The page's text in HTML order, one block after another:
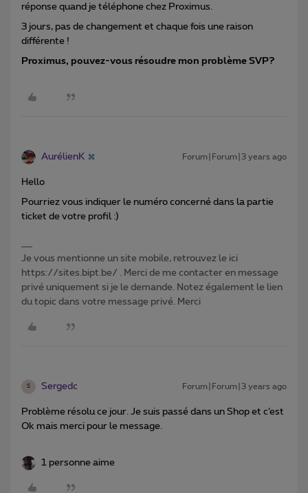
réponse quand je téléphone chez Proximus.
3 jours, pas de changement et chaque fois une raison
différente !
Proximus, pouvez-vous résoudre mon problème SVP?
AurélienK Forum|Forum|3 years ago
Hello
Pourriez vous indiquer le numéro concerné dans la partie
ticket de votre profil :)
Je vous mentionne un site mobile, retrouvez le ici
https://sites.bipt.be/ . Merci de me contacter en message
privé uniquement si je le demande. Notez également le lien
du topic dans votre message privé. Merci
S Sergedc Forum|Forum|3 years ago
Problème résolu ce jour. Je suis passé dans un Shop et c’est
Ok mais merci pour le message.
1 personne aime